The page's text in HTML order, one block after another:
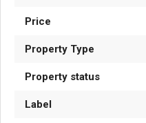
Price
Property Type
Property status
Label